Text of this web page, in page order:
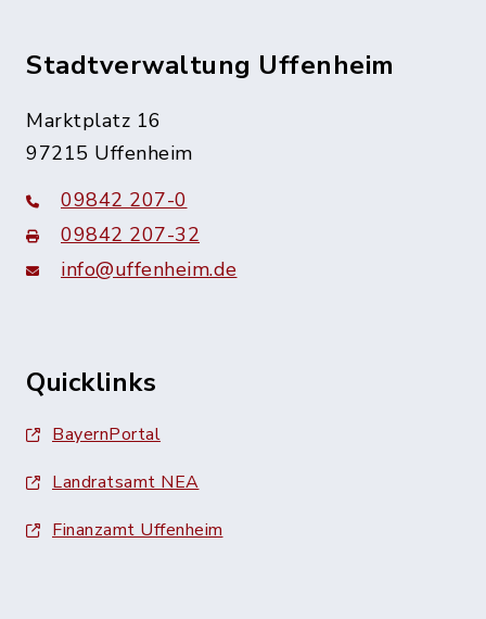
Stadtverwaltung Uffenheim
Marktplatz 16
97215 Uffenheim
09842 207-0
09842 207-32
info@uffenheim.de
Quicklinks
BayernPortal
Landratsamt NEA
Finanzamt Uffenheim